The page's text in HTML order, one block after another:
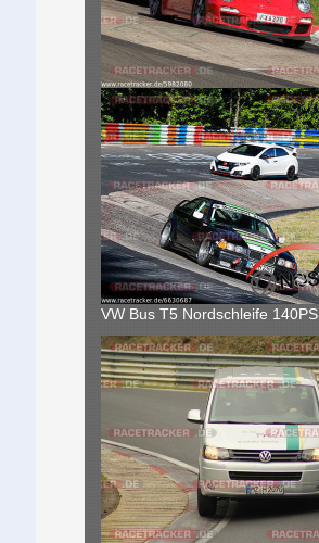
VW Bus T5 Nordschleife 140PS